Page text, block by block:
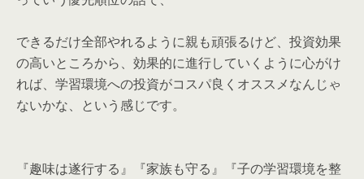
できるだけ全部やれるように親も頑張るけど、投資効果
の高いところから、効果的に進行していくように心がけ
れば、学習環境への投資がコスパ良くオススメなんじゃ
ないかな、という感じです。
『趣味は遂行する』『家族も守る』『子の学習環境を整